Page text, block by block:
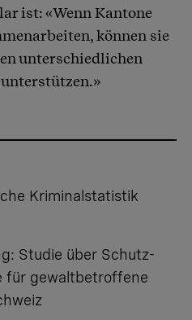
ist: «Wenn Kantone
können sie
unterschiedlichen
Kriminalstatistik
Studie über Schutz-
für gewaltbetroffene